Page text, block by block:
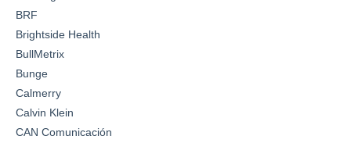
BRF
Brightside Health
BullMetrix
Bunge
Calmerry
Calvin Klein
CAN Comunicación